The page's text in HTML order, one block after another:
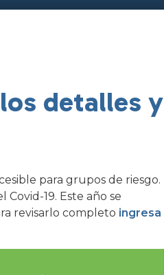
detalles y
para grupos de riesgo.
19. Este año se
revisarlo completo ingresa